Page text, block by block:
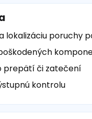
lokalizáciu poruchy
prepätí či zatečení
kontrolu